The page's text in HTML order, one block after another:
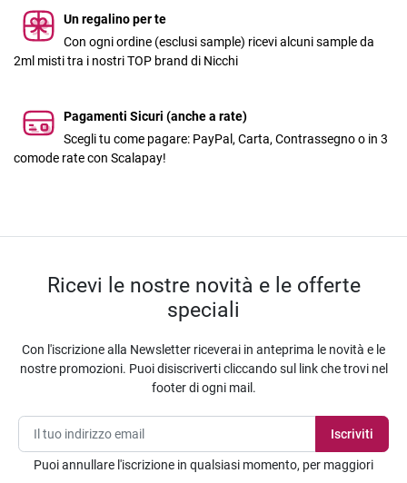
Un regalino per te
Con ogni ordine (esclusi sample) ricevi alcuni sample da
2ml misti tra i nostri TOP brand di Nicchi
Pagamenti Sicuri (anche a rate)
Scegli tu come pagare: PayPal, Carta, Contrassegno o in 3
comode rate con Scalapay!
Ricevi le nostre novità e le offerte
speciali
Con l'iscrizione alla Newsletter riceverai in anteprima le novità e le
nostre promozioni. Puoi disiscriverti cliccando sul link che trovi nel
footer di ogni mail.
Puoi annullare l'iscrizione in qualsiasi momento, per maggiori